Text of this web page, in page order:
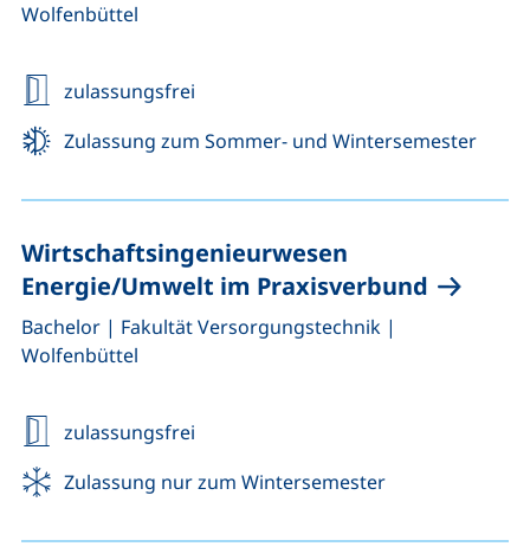
Wolfenbüttel
zulassungsfrei
Zulassung zum Sommer- und Wintersemester
Wirtschaftsingenieurwesen
Energie/Umwelt im Praxisverbund
Bachelor, | Fakultät Versorgungstechnik |
Wolfenbüttel
zulassungsfrei
Zulassung nur zum Wintersemester